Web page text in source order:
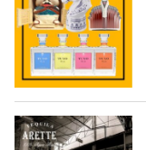
メキシコ料理
メキシコの記念日
イベント一覧